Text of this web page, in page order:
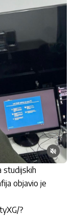
studijskih
objavio je
?